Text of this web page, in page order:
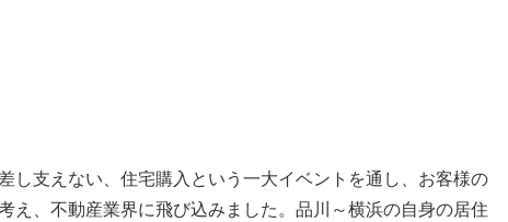
し支えない、住宅購入という一大イベントを通し、お客様の
え、不動産業界に飛び込みました。品川～横浜の自身の居住